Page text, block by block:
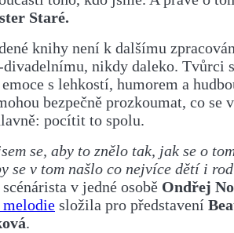
Staré.
knihy není k dalšímu
divadelnímu, nikdy daleko. Tvůrci
s lehkostí, humorem a
bezpečně prozkoumat, co se
pocítit to spolu.
se, aby to znělo tak, jak se o
se v tom našlo co nejvíce dětí i
v jedné osobě Ondřej
složila pro představení
.